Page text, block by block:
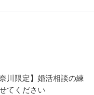
奈川限定】婚活相談の練
てください